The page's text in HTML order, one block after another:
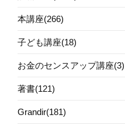
本講座(266)
子ども講座(18)
お金のセンスアップ講座(3)
著書(121)
Grandir(181)